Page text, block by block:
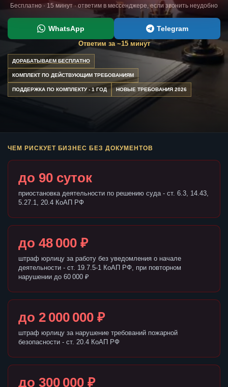
Бесплатно · 15 минут · ответим в мессенджере, если звонить неудобно
WhatsApp Telegram
Ответим за ~15 минут
ДОРАБАТЫВАЕМ БЕСПЛАТНО
КОМПЛЕКТ ПО ДЕЙСТВУЮЩИМ ТРЕБОВАНИЯМ
ПОДДЕРЖКА ПО КОМПЛЕКТУ - 1 ГОД НОВЫЕ ТРЕБОВАНИЯ 2026
ЧЕМ РИСКУЕТ БИЗНЕС БЕЗ ДОКУМЕНТОВ
до 90 суток
приостановка деятельности по решению суда - ст. 6.3, 14.43,
5.27.1, 20.4 КоАП РФ
до 48 000 ₽
штраф юрлицу за работу без уведомления о начале
деятельности - ст. 19.7.5-1 КоАП РФ, при повторном
нарушении до 60 000 ₽
до 2 000 000 ₽
штраф юрлицу за нарушение требований пожарной
безопасности - ст. 20.4 КоАП РФ
до 300 000 ₽